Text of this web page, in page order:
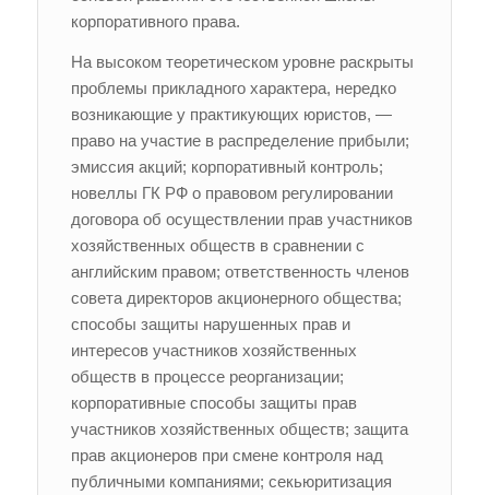
корпоративного права.
На высоком теоретическом уровне раскрыты
проблемы прикладного характера, нередко
возникающие у практикующих юристов, —
право на участие в распределение прибыли;
эмиссия акций; корпоративный контроль;
новеллы ГК РФ о правовом регулировании
договора об осуществлении прав участников
хозяйственных обществ в сравнении с
английским правом; ответственность членов
совета директоров акционерного общества;
способы защиты нарушенных прав и
интересов участников хозяйственных
обществ в процессе реорганизации;
корпоративные способы защиты прав
участников хозяйственных обществ; защита
прав акционеров при смене контроля над
публичными компаниями; секьюритизация